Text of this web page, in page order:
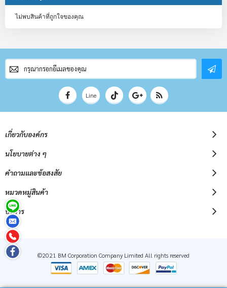
ไม่พบสินค้าที่ถูกใจของคุณ
สมัคร
สมาชิก
จดหมาย
Line
เกี่ยวกับองค์กร
นโยบายต่าง ๆ
คำถามและข้อสงสัย
หมวดหมู่สินค้า
บริการ
©2021 BM Corporation Company Limited All rights reserved